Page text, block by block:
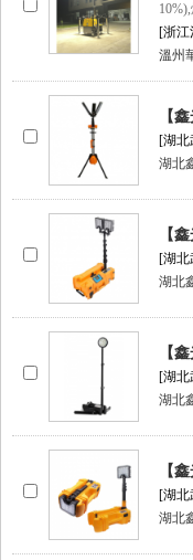
[浙江
溫州
【
[湖北
湖北
【
[湖北
湖北
【
[湖北
湖北
【
[湖北
湖北